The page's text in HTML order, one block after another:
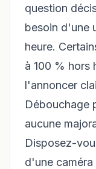
question
besoin d'une
heure.
à 100 % hors
l'annoncer
Débouchage
aucune
Disposez-
d'une